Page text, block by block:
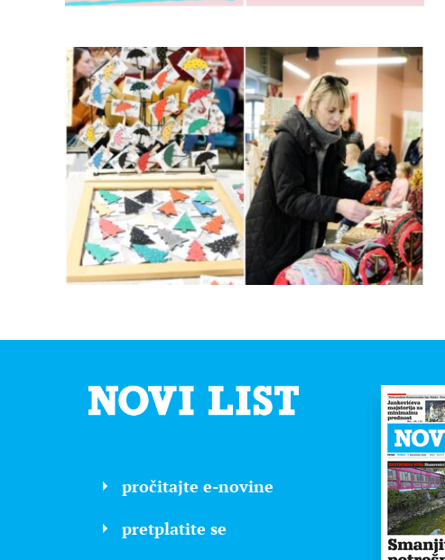
pročitajte e-novine
pretplatite se